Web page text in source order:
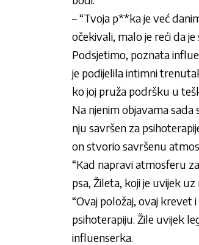
– “Tvoja p**ka je već
očekivali, malo je reći da
Podsjetimo, poznata
je podijelila intimni
ko joj pruža podršku u
Na njenim objavama sada
nju savršen za
on stvorio savršenu
“Kad napravi atmosferu
psa, Žileta, koji je uvijek uz
“Ovaj položaj, ovaj krevet
psihoterapiju. Žile uvijek
influenserka.